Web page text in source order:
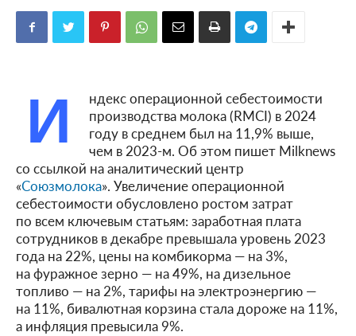
И
ндекс операционной себестоимости
производства молока (RMCI) в 2024
году в среднем был на 11,9% выше,
чем в 2023-м. Об этом пишет Milknews
со ссылкой на аналитический центр
«Союзмолока». Увеличение операционной
себестоимости обусловлено ростом затрат
по всем ключевым статьям: заработная плата
сотрудников в декабре превышала уровень 2023
года на 22%, цены на комбикорма — на 3%,
на фуражное зерно — на 49%, на дизельное
топливо — на 2%, тарифы на электроэнергию —
на 11%, бивалютная корзина стала дороже на 11%,
а инфляция превысила 9%.